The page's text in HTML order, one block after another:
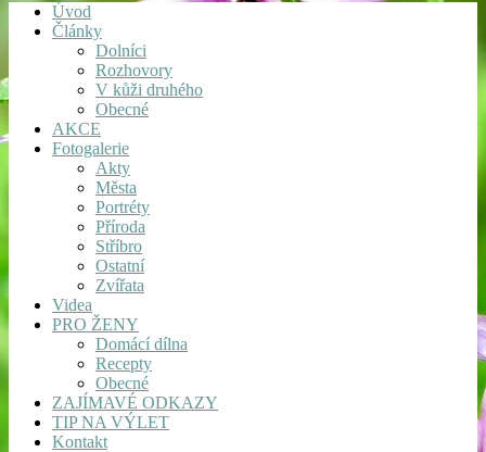
Úvod
Články
Dolníci
Rozhovory
V kůži druhého
Obecné
AKCE
Fotogalerie
Akty
Města
Portréty
Příroda
Stříbro
Ostatní
Zvířata
Videa
PRO ŽENY
Domácí dílna
Recepty
Obecné
ZAJÍMAVÉ ODKAZY
TIP NA VÝLET
Kontakt